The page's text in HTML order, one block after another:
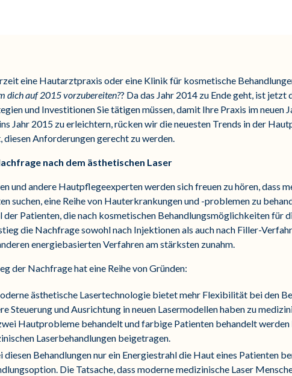
eine Hautarztpraxis oder eine Klinik für kosmetische
dich auf 2015 vorzubereiten?? Da das Jahr 2014 zu Ende geht, ist
und Investitionen Sie tätigen müssen, damit Ihre Praxis im neuen
Jahr 2015 zu erleichtern, rücken wir die neuesten Trends in der
Anforderungen gerecht zu werden.
nach dem ästhetischen Laser
und andere Hautpflegeexperten werden sich freuen zu hören, dass
suchen, eine Reihe von Hauterkrankungen und -problemen zu
der Patienten, die nach kosmetischen Behandlungsmöglichkeiten für
die Nachfrage sowohl nach Injektionen als auch nach Filler-
energiebasierten Verfahren am stärksten zunahm.
der Nachfrage hat eine Reihe von Gründen:
ästhetische Lasertechnologie bietet mehr Flexibilität bei den
Steuerung und Ausrichtung in neuen Lasermodellen haben zu
Hautprobleme behandelt und farbige Patienten behandelt
Laserbehandlungen beigetragen.
diesen Behandlungen nur ein Energiestrahl die Haut eines Patienten
Die Tatsache, dass moderne medizinische Laser